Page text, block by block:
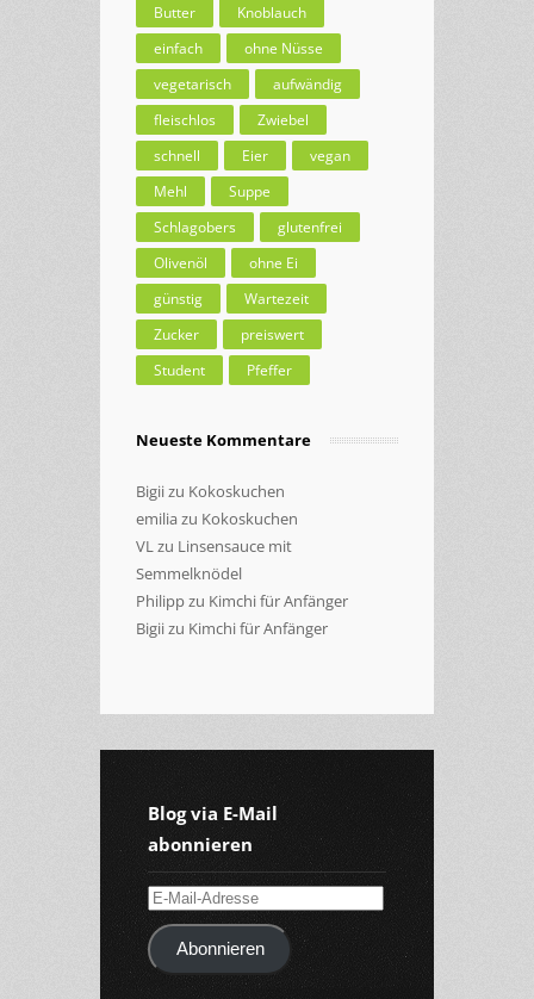
Butter
Knoblauch
einfach
ohne Nüsse
vegetarisch
aufwändig
fleischlos
Zwiebel
schnell
Eier
vegan
Mehl
Suppe
Schlagobers
glutenfrei
Olivenöl
ohne Ei
günstig
Wartezeit
Zucker
preiswert
Student
Pfeffer
Neueste Kommentare
Bigiizu Kokoskuchen
emilia zu Kokoskuchen
VLzu Linsensauce mit
Semmelknödel
Philippzu Kimchi für Anfänger
Bigiizu Kimchi für Anfänger
Blog via E-Mail
abonnieren
E-
Mail-
AdresseAbonnieren